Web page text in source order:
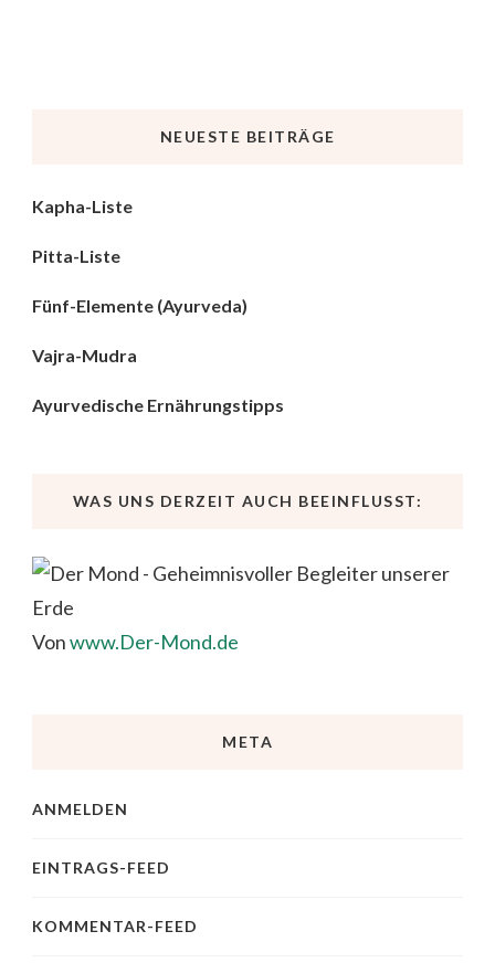
NEUESTE BEITRÄGE
Kapha-Liste
Pitta-Liste
Fünf-Elemente (Ayurveda)
Vajra-Mudra
Ayurvedische Ernährungstipps
WAS UNS DERZEIT AUCH BEEINFLUSST:
Vonwww.Der-Mond.de
META
ANMELDEN
EINTRAGS-FEED
KOMMENTAR-FEED